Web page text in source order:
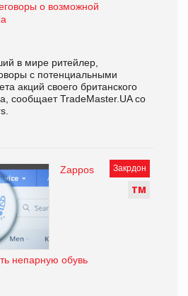
о возможной
в мире ритейлер,
с потенциальными
акций своего британского
сообщает TradeMaster.UA со
Закрдон
ТМ
Zappos
непарную обувь